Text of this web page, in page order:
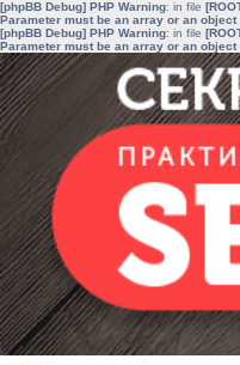
[phpBB Debug] PHP Warning: in file
Parameter must be an array or an
[phpBB Debug] PHP Warning: in file
Parameter must be an array or an